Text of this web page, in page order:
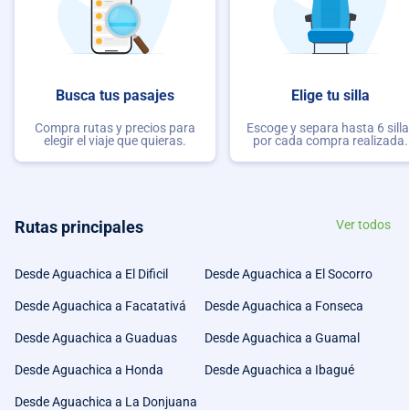
Busca tus pasajes
Compra rutas y precios para
elegir el viaje que quieras.
Elige tu silla
Escoge y separa hasta 6
por cada compra realizada.
Rutas principales Ver todos
Desde Aguachica a El Dificil Desde Aguachica a El Socorro
Desde Aguachica a Facatativá Desde Aguachica a Fonseca
Desde Aguachica a Guaduas Desde Aguachica a Guamal
Desde Aguachica a Honda Desde Aguachica a Ibagué
Desde Aguachica a La Donjuana